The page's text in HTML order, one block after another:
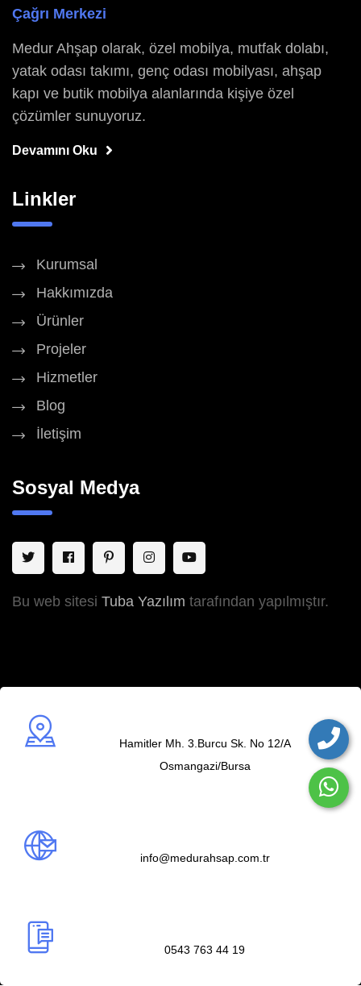
Çağrı Merkezi
Medur Ahşap olarak, özel mobilya, mutfak dolabı,
yatak odası takımı, genç odası mobilyası, ahşap
kapı ve butik mobilya alanlarında kişiye özel
çözümler sunuyoruz.
Devamını Oku
Linkler
Kurumsal
Hakkımızda
Ürünler
Projeler
Hizmetler
Blog
İletişim
Sosyal Medya
Bu web sitesi Tuba Yazılım tarafından yapılmıştır.
Hamitler Mh. 3.Burcu Sk. No 12/A
Osmangazi/Bursa
info@medurahsap.com.tr
0543 763 44 19